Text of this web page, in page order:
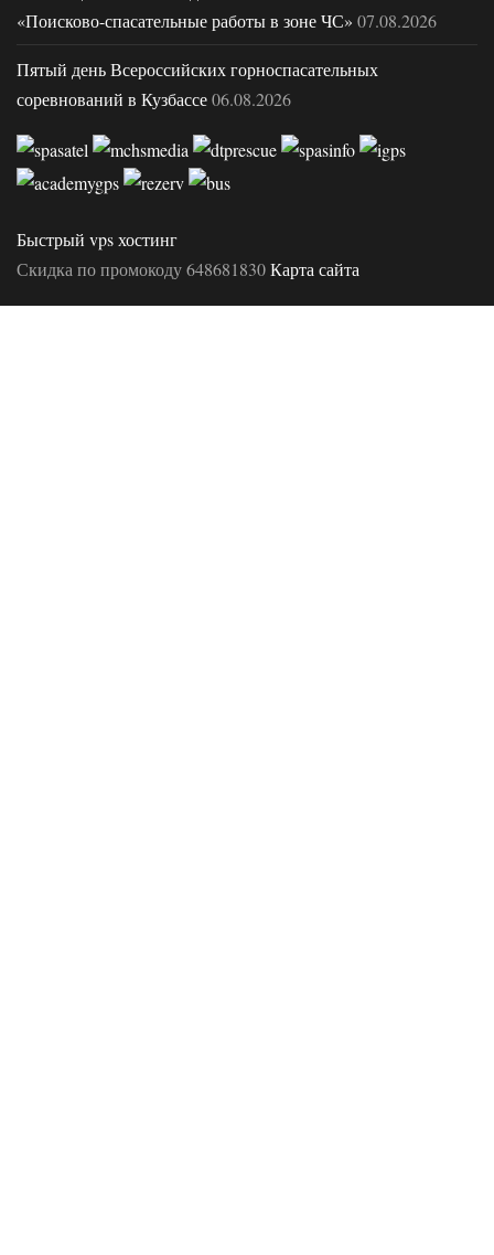
«Поисково-спасательные работы в зоне ЧС» 07.08.2026
Пятый день Всероссийских горноспасательных
соревнований в Кузбассе06.08.2026
Быстрый vps хостинг
Скидка по промокоду 648681830Карта сайта